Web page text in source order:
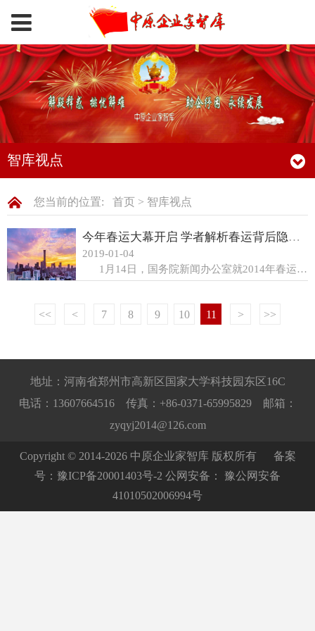
智库视点
您当前的位置: 首页> 智库视点
今年春运大幕开启 学者解析春运背后隐含社会发展问题
2019-01-04
1月14日，国务院新闻办公室就2014年春运形势和工作安排举行新闻发布会，国家发展和改革委员会、交通运输部、国家铁路局、民航局等7部门介绍了相关情况。据预测，今年春运客运量将达36.23亿人次，比上年增加2亿人次。而春运及其带来的问题，也早已超出春节时段和运输领域。 春运根源......
<< < 7 8 9 10 11 > >>
地址：河南省郑州市高新区国家大学科技园东区16C
电话：13607664516 传真：+86-0371-65995829 邮箱：
zyqyj2014@126.com
Copyright © 2014-2026 中原企业家智库 版权所有 备案
号： 豫ICP备20001403号-2 公网安备： 豫公网安备
41010502006994号